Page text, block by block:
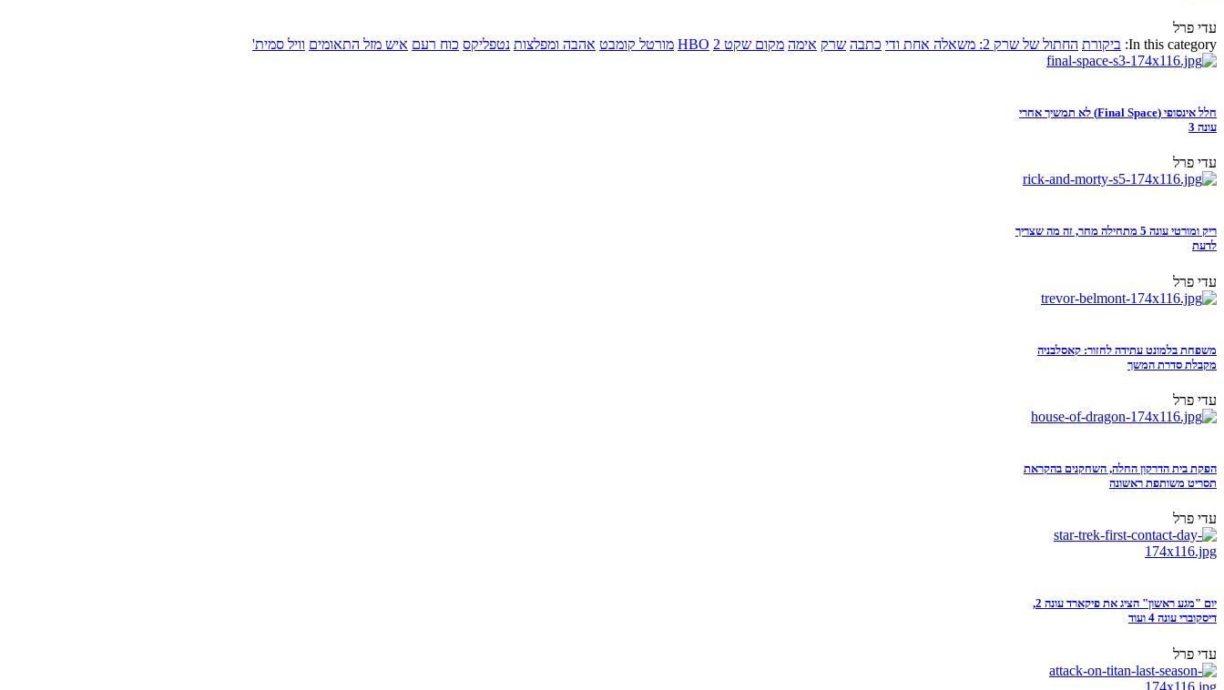
עדי פרל
In this category: ביקורת החתול של שרק 2: משאלה אחת ודי כתבה שרק אימה מקום שקט 2 HBO מורטל קומבט אהבה ומפלצות נטפליקס כוח רעם איש מזל התאומים וויל סמית'
חלל אינסופי (Final Space) לא תמשיך אחרי
עונה 3
עדי פרל
ריק ומורטי עונה 5 מתחילה מחר, זה מה שצריך
לדעת
עדי פרל
משפחת בלמונט עתידה לחזור: קאסלבניה
מקבלת סדרת המשך
עדי פרל
הפקת בית הדרקון החלה, השחקנים בהקראת
תסריט משותפת ראשונה
עדי פרל
יום "מגע ראשון" הציג את פיקארד עונה 2,
דיסקוברי עונה 4 ועוד
עדי פרל